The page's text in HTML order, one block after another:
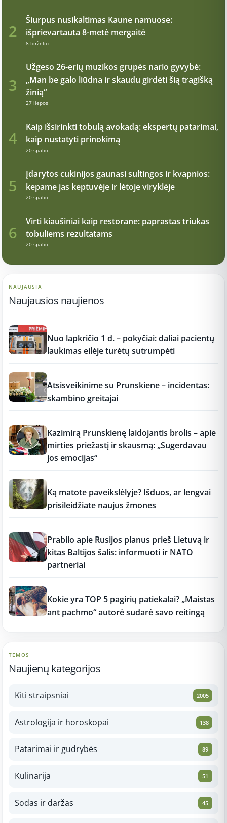
2
Šiurpus nusikaltimas Kaune namuose:
išprievartauta 8-metė mergaitė
8 birželio
3
Užgeso 26-erių muzikos grupės nario gyvybė:
„Man be galo liūdna ir skaudu girdėti šią tragišką
žinią“
27 liepos
4
Kaip išsirinkti tobulą avokadą: ekspertų patarimai,
kaip nustatyti prinokimą
20 spalio
5
Įdarytos cukinijos gaunasi sultingos ir kvapnios:
kepame jas keptuvėje ir lėtoje viryklėje
20 spalio
6
Virti kiaušiniai kaip restorane: paprastas triukas
tobuliems rezultatams
20 spalio
NAUJAUSIA
Naujausios naujienos
Nuo lapkričio 1 d. – pokyčiai: daliai pacientų
laukimas eilėje turėtų sutrumpėti
Atsisveikinime su Prunskiene – incidentas:
skambino greitajai
Kazimirą Prunskienę laidojantis brolis – apie
mirties priežastį ir skausmą: „Sugerdavau
jos emocijas“
Ką matote paveikslėlyje? Išduos, ar lengvai
prisileidžiate naujus žmones
Prabilo apie Rusijos planus prieš Lietuvą ir
kitas Baltijos šalis: informuoti ir NATO
partneriai
Kokie yra TOP 5 pagirių patiekalai? „Maistas
ant pachmo“ autorė sudarė savo reitingą
TEMOS
Naujienų kategorijos
Kiti straipsniai 2005
Astrologija ir horoskopai 138
Patarimai ir gudrybės 89
Kulinarija 51
Sodas ir daržas 45